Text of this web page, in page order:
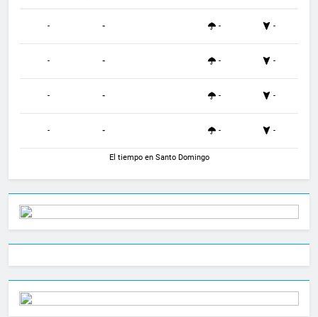
- - - -
- - - -
- - - -
- - - -
El tiempo en Santo Domingo